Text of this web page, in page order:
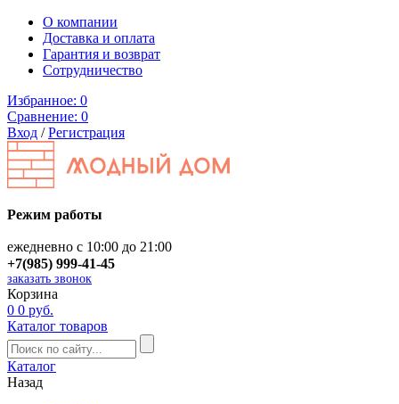
О компании
Доставка и оплата
Гарантия и возврат
Сотрудничество
Избранное: 0
Сравнение: 0
Вход /Регистрация
Режим работы
ежедневно с 10:00 до 21:00
+7(985) 999-41-45
заказать звонок
Корзина
0 0 руб.
Каталог товаров
Каталог
Назад